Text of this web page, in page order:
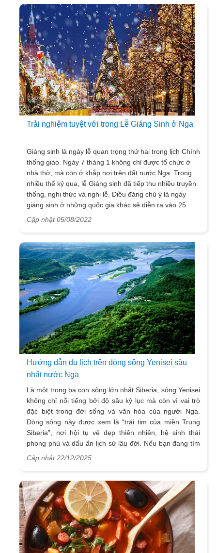
Trải nghiệm tuyệt với trong Lễ Giáng Sinh ở Nga
Giáng sinh là ngày lễ quan trọng thứ hai trong lịch Chính
thống giáo. Ngày 7 tháng 1 không chỉ được tổ chức ở
nhà thờ, mà còn ở khắp nơi trên đất nước Nga. Trong
nhiều thế kỷ qua, lễ Giáng sinh đã tiếp thu nhiều truyền
thống, nghi thức và nghi lễ. Điều đáng chú ý là ngày
giáng sinh ở những quốc gia khác sẽ diễn ra vào 25
tháng 12 còn ở Nga sử dụng lịch Gregorian nên giáng
Cập nhật 05/08/2022
Hướng dẫn du lịch trên dòng sông Yenisei sâu
nhất nước Nga
Là một trong ba con sông lớn nhất Siberia, sông Yenisei
không chỉ nổi tiếng bởi độ sâu kỷ lục mà còn vì vai trò
đặc biệt trong đời sống và văn hóa của người Nga.
Dòng sông này được xem là “trái tim của miền Trung
Siberia”, nơi hội tụ vẻ đẹp thiên nhiên, hệ sinh thái
phong phú và dấu ấn lịch sử lâu đời. Nếu bạn đang tìm
kiếm hành trình mới mẻ để hiểu thêm về nước Nga,
Cập nhật 22/12/2025